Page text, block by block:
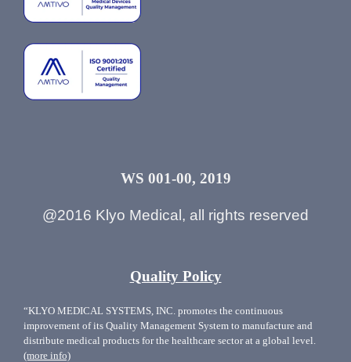
WS 001-00, 2019
@2016 Klyo Medical, all rights reserved
Quality Policy
“KLYO MEDICAL SYSTEMS, INC. promotes the continuous
improvement of its Quality Management System to manufacture and
distribute medical products for the healthcare sector at a global level.
(more info)